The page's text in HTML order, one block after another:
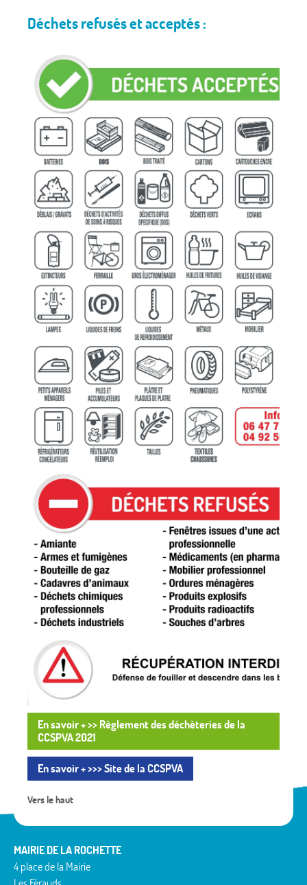
Déchets refusés et acceptés :
En savoir + >> Règlement des déchèteries de la
CCSPVA 2021
En savoir + >>> Site de la CCSPVA
Vers le haut
MAIRIE DE LA ROCHETTE
4 place de la Mairie